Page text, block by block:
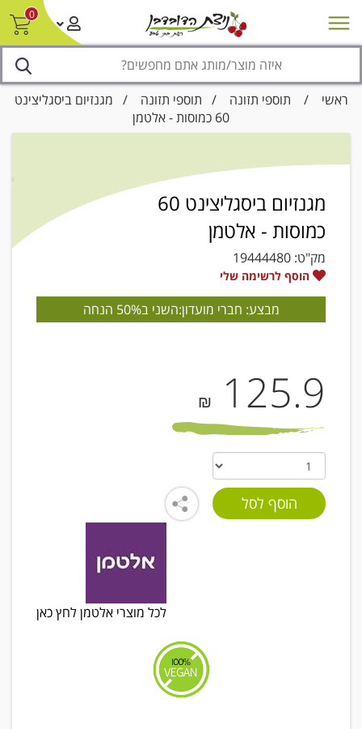
0
מבצעים סניפים צור קשר/ביטול הזמנה
ראשי / תוספי תזונה / תוספי תזונה / מגנזיום ביסגליצינט
60 כמוסות - אלטמן
מגנזיום ביסגליצינט 60
כמוסות - אלטמן
מק"ט: 19444480
הוסף לרשימה שלי
מבצע: חברי מועדון:השני ב50% הנחה
125.9
₪
לכל מוצרי אלטמן לחץ כאן